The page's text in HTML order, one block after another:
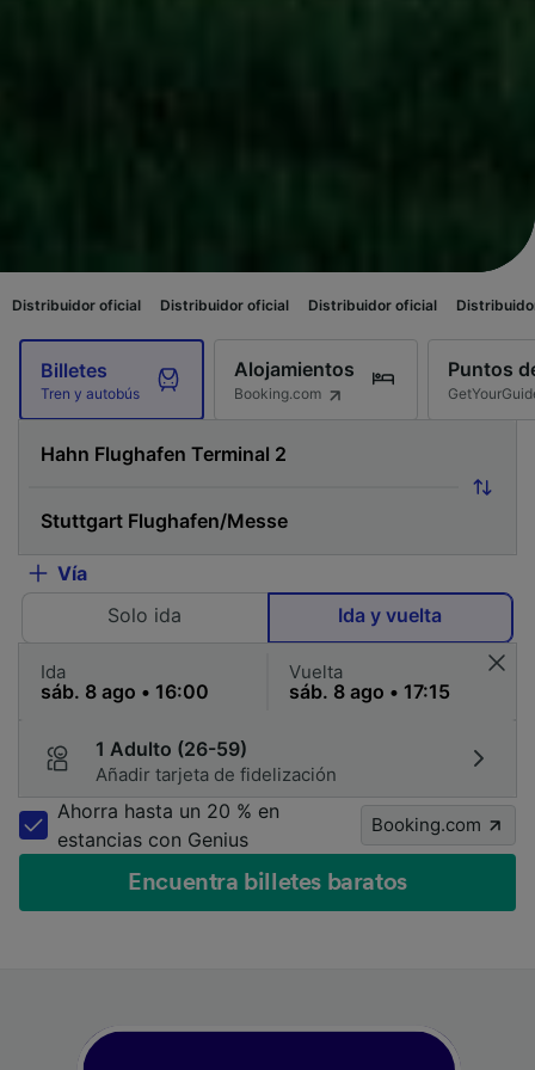
Distribuidor oficial Distribuidor oficial Distribuidor oficial
Billetes
Tren y autobús
Alojamientos
Booking.com
Puntos
Vía
Solo ida
Ida y vuelta
Ida Vuelta
1 Adulto (26-59)
Añadir tarjeta de fidelización
Ahorra hasta un 20 % en
estancias con Genius
Booking.com
Encuentra billetes baratos